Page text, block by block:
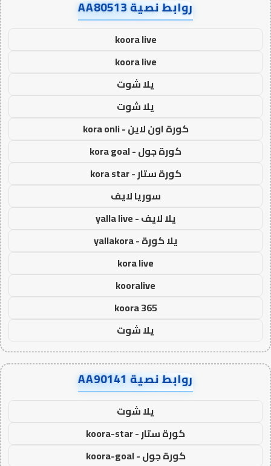
روابط نصية AA80513
koora live
koora live
يلا شوت
يلا شوت
كورة اون لاين - kora onli
كورة جول - kora goal
كورة ستار - kora star
سوريا لايف
يلا لايف - yalla live
يلا كورة - yallakora
kora live
kooralive
koora 365
يلا شوت
روابط نصية AA90141
يلا شوت
كورة ستار - koora-star
كورة جول - koora-goal